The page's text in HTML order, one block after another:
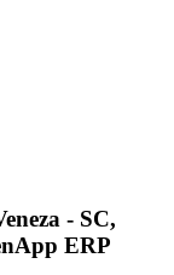
- SC,
ERP